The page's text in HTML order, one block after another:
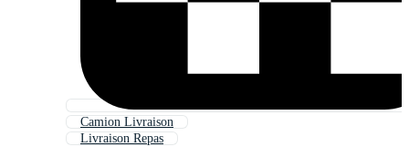
Camion Livraison
Livraison Repas